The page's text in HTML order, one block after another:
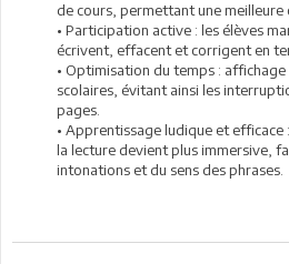
de cours, permettant une meilleure
• Participation active : les élèves
écrivent, effacent et corrigent en
• Optimisation du temps :
scolaires, évitant ainsi les
pages.
• Apprentissage ludique et efficace
la lecture devient plus immersive,
intonations et du sens des phrases.